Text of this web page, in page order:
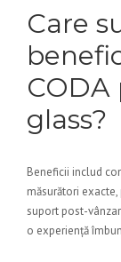
Care
glass?
Beneficii includ
măsurători
suport post-
o experiență